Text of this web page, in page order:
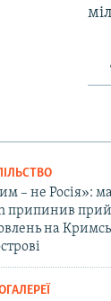
– не Росія»:
припинив
на